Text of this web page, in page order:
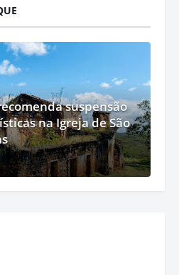
suspensão
na Igreja de São